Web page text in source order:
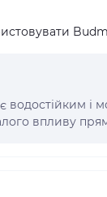
водостійким і
впливу